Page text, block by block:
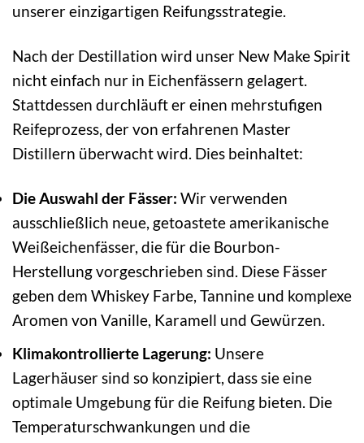
unserer einzigartigen Reifungsstrategie.
Nach der Destillation wird unser New Make Spirit
nicht einfach nur in Eichenfässern gelagert.
Stattdessen durchläuft er einen mehrstufigen
Reifeprozess, der von erfahrenen Master
Distillern überwacht wird. Dies beinhaltet:
Die Auswahl der Fässer: Wir verwenden
ausschließlich neue, getoastete amerikanische
Weißeichenfässer, die für die Bourbon-
Herstellung vorgeschrieben sind. Diese Fässer
geben dem Whiskey Farbe, Tannine und komplexe
Aromen von Vanille, Karamell und Gewürzen.
Klimakontrollierte Lagerung: Unsere
Lagerhäuser sind so konzipiert, dass sie eine
optimale Umgebung für die Reifung bieten. Die
Temperaturschwankungen und die